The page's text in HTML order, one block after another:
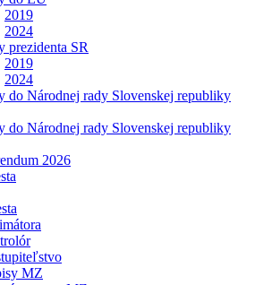
2019
2024
prezidenta SR
2019
2024
do Národnej rady Slovenskej republiky
do Národnej rady Slovenskej republiky
2026
MZ